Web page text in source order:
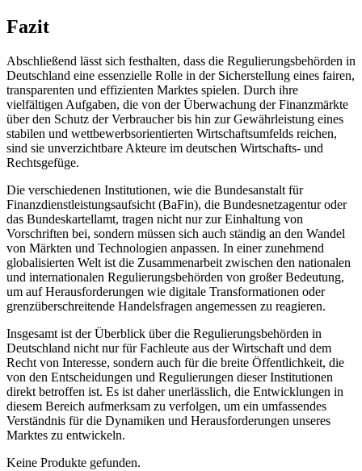
Fazit
Abschließend lässt sich festhalten, dass⁤ die‌ Regulierungsbehörden in
Deutschland eine essenzielle‍ Rolle in der Sicherstellung ⁢eines fairen,
transparenten und effizienten Marktes spielen. Durch ​ihre
vielfältigen Aufgaben, ⁢die⁣ von der Überwachung ​der Finanzmärkte
über den Schutz der Verbraucher bis⁢ hin zur Gewährleistung ‌eines
stabilen und wettbewerbsorientierten Wirtschaftsumfelds reichen,
sind sie unverzichtbare Akteure im deutschen Wirtschafts- und
Rechtsgefüge. ⁣
Die verschiedenen Institutionen, wie ‌die ‍Bundesanstalt für
Finanzdienstleistungsaufsicht ⁢(BaFin), die Bundesnetzagentur⁤ oder
das Bundeskartellamt, tragen nicht nur zur Einhaltung von
Vorschriften‌ bei, sondern müssen sich auch ständig an den Wandel
von Märkten und Technologien⁣ anpassen. ‌In einer zunehmend
globalisierten ⁤Welt ist die⁤ Zusammenarbeit⁤ zwischen den nationalen​
und internationalen ⁣Regulierungsbehörden von großer Bedeutung,
um⁤ auf Herausforderungen wie ‌digitale Transformationen oder
grenzüberschreitende Handelsfragen‌ angemessen ⁢zu ⁢reagieren.
Insgesamt ⁣ist der Überblick⁣ über ‌die Regulierungsbehörden in
Deutschland ‌nicht nur für ‌Fachleute⁤ aus der‌ Wirtschaft ⁤und dem
Recht von Interesse, sondern auch für die breite⁢ Öffentlichkeit, die
⁣von den Entscheidungen ‍und Regulierungen dieser ‍Institutionen‌
direkt‌ betroffen ist. ⁢Es ist daher unerlässlich, die​ Entwicklungen in
diesem Bereich ‍aufmerksam zu verfolgen, um ein ‌umfassendes
Verständnis⁣ für die Dynamiken​ und Herausforderungen unseres
Marktes zu ⁢entwickeln.
Keine Produkte gefunden.